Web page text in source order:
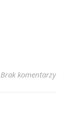
Brak komentarzy